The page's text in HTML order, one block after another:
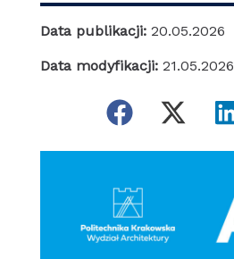
Data publikacji: 20.05.2026
Data modyfikacji: 21.05.2026